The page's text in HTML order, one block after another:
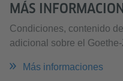
MÁS
Condiciones, contenido
adicional sobre el
Más informaciones